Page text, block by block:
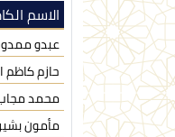
الاسم
عبدو
حازم كاظم
محمد
مأمون